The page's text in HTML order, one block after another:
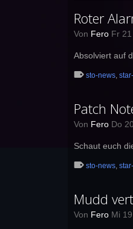
Roter
Von Fero Fr
Absolviert auf
sto-news,
Patch
Von Fero Do
Schaut euch
sto-news,
Mudd
Von Fero Mi